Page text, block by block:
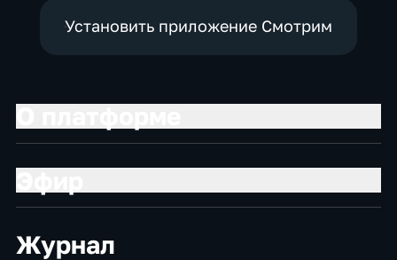
Установить приложение Смотрим
Журнал